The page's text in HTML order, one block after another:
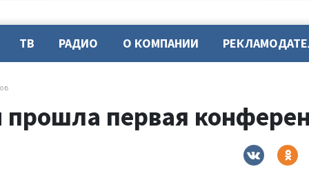
ТВ РАДИО О КОМПАНИИ
прошла первая